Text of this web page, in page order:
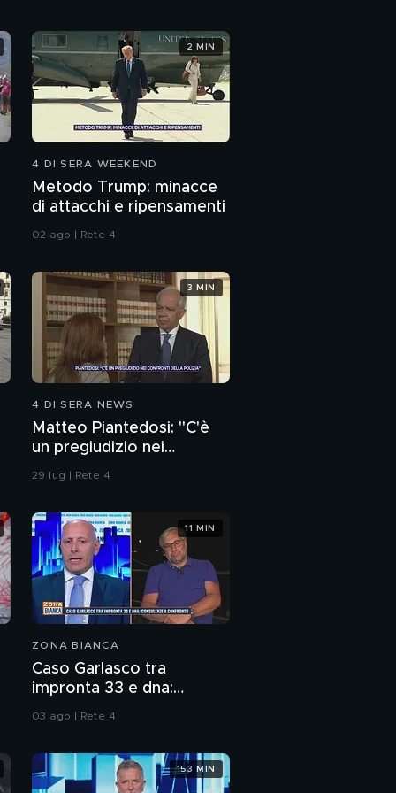
Il giallo di Pierina
Paganelli: gli strani
incidenti in Via del
Ciclamino
Il giallo di Saman: il
fratello rischia di
essere indagato
aggiornamenti
Il giallo di Saman: i
genitori chiamano il
fratello di Saman
Aggiornamenti
sull'attacco a Gaza
Alessia Pifferi e il giallo
Diana?
Alessia Pifferi: madre
immatura o abile
bugiarda?
Alessia Pifferi e il
ancora libero?
al cuore: è stato
Hamma?
4 DI SERA WEEKEND
Metodo Trump: minacce
di attacchi e ripensamenti
02 ago | Rete 4
2 MIN
4 DI SERA NEWS
Matteo Piantedosi: "C'è
un pregiudizio nei
confronti della polizia"
29 lug | Rete 4
3 MIN
ZONA BIANCA
Caso Garlasco tra
impronta 33 e dna:
consulenze a confronto
03 ago | Rete 4
11 MIN
153 MIN